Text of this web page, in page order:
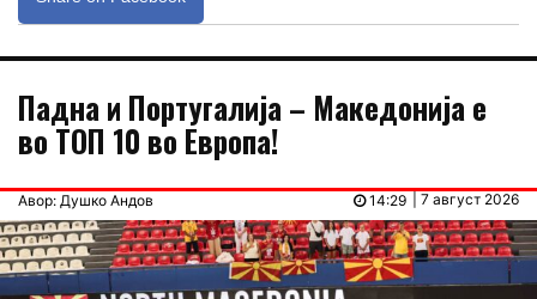
Падна и Португалија – Македонија е
во ТОП 10 во Европа!
Авор: Душко Андов | 7 август 2026
14:29